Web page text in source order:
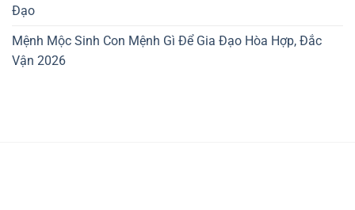
Đạo
Mệnh Mộc Sinh Con Mệnh Gì Để Gia Đạo Hòa Hợp, Đắc
Vận 2026